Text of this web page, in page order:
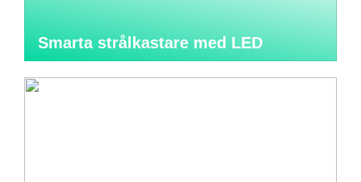
Smarta strålkastare med LED